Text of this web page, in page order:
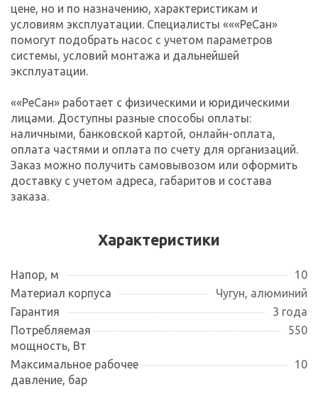
цене, но и по назначению, характеристикам и
условиям эксплуатации. Специалисты «««РеСан»
помогут подобрать насос с учетом параметров
системы, условий монтажа и дальнейшей
эксплуатации.
««РеСан» работает с физическими и юридическими
лицами. Доступны разные способы оплаты:
наличными, банковской картой, онлайн-оплата,
оплата частями и оплата по счету для организаций.
Заказ можно получить самовывозом или оформить
доставку с учетом адреса, габаритов и состава
заказа.
Характеристики
Напор, м
10
Материал корпуса
Чугун, алюминий
Гарантия
3 года
Потребляемая
мощность, Вт
550
Максимальное рабочее
давление, бар
10